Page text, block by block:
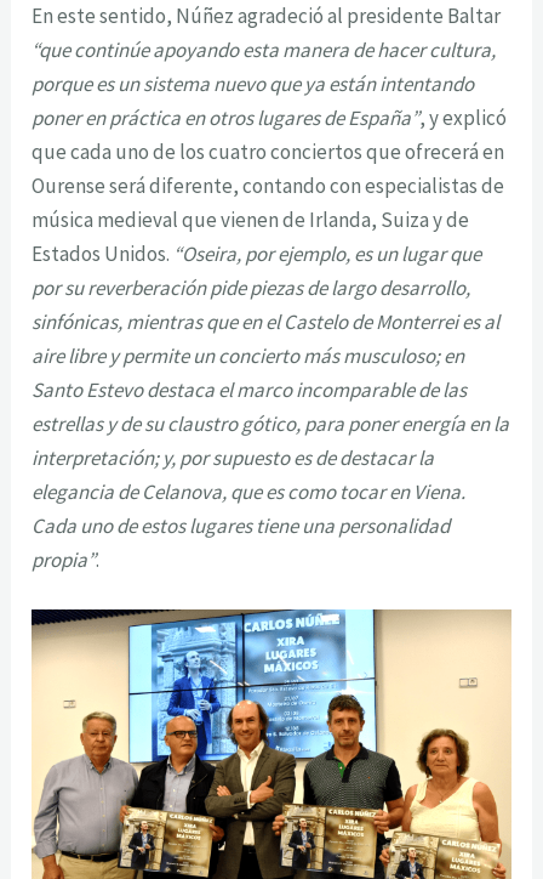
En este sentido, Núñez agradeció al presidente Baltar
“que continúe apoyando esta manera de hacer cultura,
porque es un sistema nuevo que ya están intentando
poner en práctica en otros lugares de España”, y explicó
que cada uno de los cuatro conciertos que ofrecerá en
Ourense será diferente, contando con especialistas de
música medieval que vienen de Irlanda, Suiza y de
Estados Unidos. “Oseira, por ejemplo, es un lugar que
por su reverberación pide piezas de largo desarrollo,
sinfónicas, mientras que en el Castelo de Monterrei es al
aire libre y permite un concierto más musculoso; en
Santo Estevo destaca el marco incomparable de las
estrellas y de su claustro gótico, para poner energía en la
interpretación; y, por supuesto es de destacar la
elegancia de Celanova, que es como tocar en Viena.
Cada uno de estos lugares tiene una personalidad
propia”.